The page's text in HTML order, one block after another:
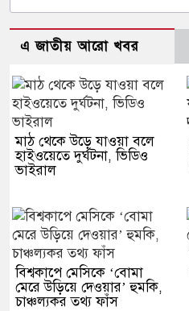
এ জাতীয় আরো খবর
মাঠ থেকে উড়ে যাওয়া বলে
হাইওয়েতে দুর্ঘটনা, ভিডিও
ভাইরাল
বিশ্বকাপে মেসিকে ‘বোমা
মেরে উড়িয়ে দেওয়ার’ হুমকি,
চাঞ্চল্যকর তথ্য ফাঁস